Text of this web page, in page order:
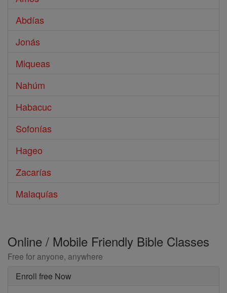
Abdías
Jonás
Miqueas
Nahúm
Habacuc
Sofonías
Hageo
Zacarías
Malaquías
Online / Mobile Friendly Bible Classes
Free for anyone, anywhere
Enroll free Now